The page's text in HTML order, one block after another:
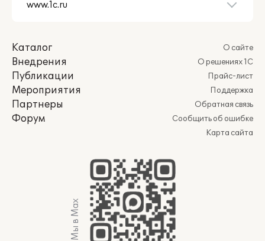
Каталог
Внедрения
Публикации
Мероприятия
Партнеры
Форум
О сайте
О решениях 1С
Прайс-лист
Поддержка
Обратная связь
Сообщить об ошибке
Карта сайта
Мы в Max